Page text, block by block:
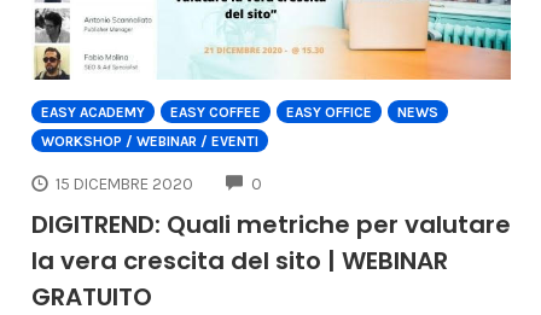
EASY ACADEMY EASY COFFEE EASY OFFICE
NEWS
WORKSHOP / WEBINAR / EVENTI
15 DICEMBRE 2020 0
DIGITREND: Quali metriche per valutare
la vera crescita del sito | WEBINAR
GRATUITO